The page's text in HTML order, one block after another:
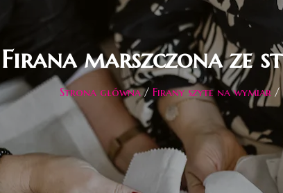
Firana marszczona ze
Strona główna/ Firany szyte na wymiar/